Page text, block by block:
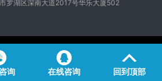
罗湖区深南大道2017号华乐大厦502
©️ 2026 All Rights Reserved
询 在线咨询 回到顶部